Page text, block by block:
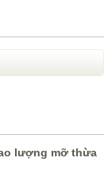
lượng mỡ thừa